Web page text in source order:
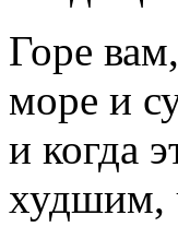
Горе
море и
и когда
худшим,